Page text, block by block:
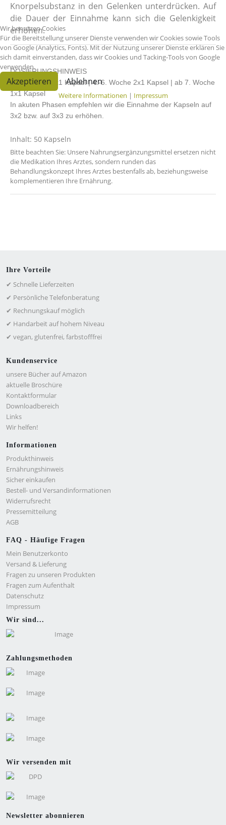
Knorpelsubstanz in den Gelenken unterdrücken. Auf
die Dauer der Einnahme kann sich die Gelenkigkeit
erhöhen.
DOSIERUNGSHINWEIS
1.-3. Woche 3x1 Kapsel | 4.-6. Woche 2x1 Kapsel | ab 7. Woche
1x1 Kapsel
In akuten Phasen empfehlen wir die Einnahme der Kapseln auf
3x2 bzw. auf 3x3 zu erhöhen.
Inhalt: 50 Kapseln
Bitte beachten Sie: Unsere Nahrungsergänzungsmittel ersetzen nicht
die Medikation Ihres Arztes, sondern runden das
Behandlungskonzept Ihres Arztes bestenfalls ab, beziehungsweise
komplementieren Ihre Ernährung.
Ihre Vorteile
✔ Schnelle Lieferzeiten
✔ Persönliche Telefonberatung
✔ Rechnungskauf möglich
✔ Handarbeit auf hohem Niveau
✔ vegan, glutenfrei, farbstofffrei
Kundenservice
unsere Bücher auf Amazon
aktuelle Broschüre
Kontaktformular
Downloadbereich
Links
Wir helfen!
Informationen
Produkthinweis
Ernährungshinweis
Sicher einkaufen
Bestell- und Versandinformationen
Widerrufsrecht
Pressemitteilung
AGB
FAQ - Häufige Fragen
Mein Benutzerkonto
Versand & Lieferung
Fragen zu unseren Produkten
Fragen zum Aufenthalt
Datenschutz
Impressum
Wir sind...
Zahlungsmethoden
Wir versenden mit
Newsletter abonnieren
Wir benutzen Cookies
Für die Bereitstellung unserer Dienste verwenden wir Cookies sowie Tools
von Google (Analytics, Fonts). Mit der Nutzung unserer Dienste erklären Sie
sich damit einverstanden, dass wir Cookies und Tacking-Tools von Google
verwenden.
Akzeptieren Ablehnen
Weitere Informationen | Impressum